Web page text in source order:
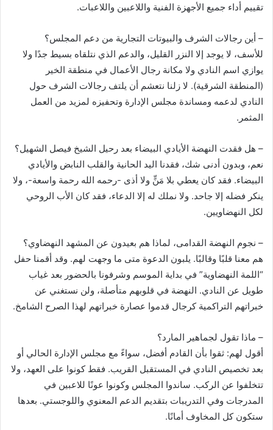
تقييم أداء جميع الأجهزة الفنية واللاعبين واللاعبات.
– أين رجالات الشرف والبيوتات التجارية من دعم المجلس؟
للأسف، لا يوجد إلا النزر القليل، والدعم الذي نتلقاه بسيط جدًا ولا
يوازي اسم النادي ولا مكانة رجال الأعمال في منطقة الخير
(المنطقة الشرقية). لا زلنا نتعشم أن يلتف رجالات الشرف حول
النادي لدعمه ومساندة مجلس الإدارة وتحفيزه لمزيد من العمل
المثمر.
– هل فقدت النهضة الأيادي البيضاء بعد رحيل الشيخ فيصل الشهيل؟
نعم، وبدون أدنى شك، فقدنا اليد الحانية والقلب النابض والأيادي
البيضاء. فقد كان يعطي بلا مَنٍّ ولا أذى -رحمه الله رحمة واسعة-، ولا
ينكر فضله إلا جاحد. ولا نملك له إلا الدعاء، فقد كان الأب الروحي
لكل النهضاويين.
– نجوم النهضة القدامى، لماذا هم بعيدون عن المشهد النهضاوي؟
هم معنا قلبًا وقالبًا. يلبون الدعوة متى ما وجهت لهم. وقد أقمنا حفل
“اللمة النهضاوية” في بداية الموسم وشرفونا بالحضور بعد غياب
طويل عن النادي. النهضة في قلوبهم متأصلة، ولن نستغني عن
خبراتهم التراكمية كرجال قدموا عصارة خبراتهم لهذا الصرح الشامخ.
– ماذا تقول لجماهير المارد؟
أقول لهم: ثقوا بأن القادم أفضل، سواءً مع مجلس الإدارة الحالي أو
بعد تخصيص النادي في المستقبل القريب. فقط كونوا على العهد، ولا
تتخلفوا عن الركب. ساندوا المجلس وكونوا عونًا للاعبين في
المدرجات وفي التدريبات بتقديم الدعم المعنوي واللوجستي. بعدها
ستكون كل المخاوف أمانًا.